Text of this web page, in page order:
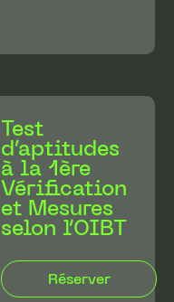
Test
d’aptitudes
à la 1ère
Vérification
et Mesures
selon l’OIBT